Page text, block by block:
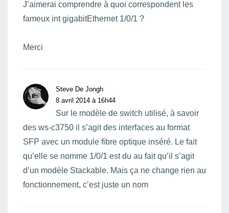
J’aimerai comprendre à quoi correspondent les
fameux int gigabitEthernet 1/0/1 ?
Merci
Steve De Jongh
8 avril 2014 à 16h44
Sur le modèle de switch utilisé, à savoir
des ws-c3750 il s’agit des interfaces au format
SFP avec un module fibre optique inséré. Le fait
qu’elle se nomme 1/0/1 est du au fait qu’il s’agit
d’un modèle Stackable. Mais ça ne change rien au
fonctionnement, c’est juste un nom